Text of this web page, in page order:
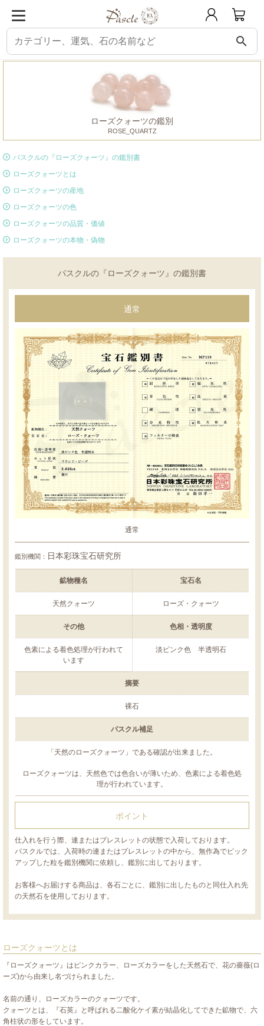
search
パスクル 鑑別書 ローズクォーツ
ローズクォーツの鑑別
ROSE_QUARTZ
パスクルの『ローズクォーツ』の鑑別書
ローズクォーツとは
ローズクォーツの産地
ローズクォーツの色
ローズクォーツの品質・価値
ローズクォーツの本物・偽物
パスクルの『ローズクォーツ』の鑑別書
通常
通常
鑑別機関： 日本彩珠宝石研究所
鉱物種名 宝石名
天然クォーツ ローズ・クォーツ
その他 色相・透明度
色素による着色処理が行われて
います
淡ピンク色 半透明石
摘要
裸石
パスクル補足
「天然のローズクォーツ」である確認が出来ました。
ローズクォーツは、天然色では色合いが薄いため、色素による着色処
理が行われています。
ポイント
仕入れを行う際、連またはブレスレットの状態で入荷しております。
パスクルでは、入荷時の連またはブレスレットの中から、無作為でピック
アップした粒を鑑別機関に依頼し、鑑別に出しております。
お客様へお届けする商品は、各石ごとに、鑑別に出したものと同仕入れ先
の天然石を使用しております。
ローズクォーツとは
『ローズクォーツ』はピンクカラー、ローズカラーをした天然石で、花の薔薇(ロ
ーズ)から由来し名づけられました。
名前の通り、ローズカラーのクォーツです。
クォーツとは、『石英』と呼ばれる二酸化ケイ素が結晶化してできた鉱物で、六
角柱状の形をしています。